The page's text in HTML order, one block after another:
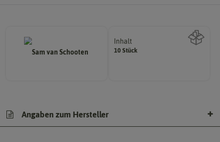
Inhalt
10 StückWie viel ist enthalten
Angaben zum Hersteller